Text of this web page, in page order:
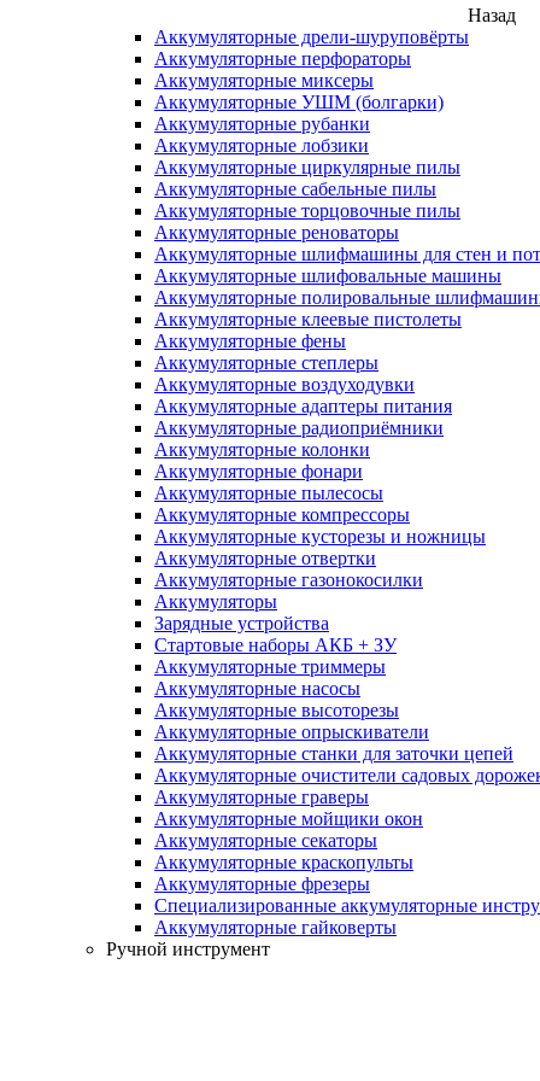
Назад
Аккумуляторные дрели-шуруповёрты
Аккумуляторные перфораторы
Аккумуляторные миксеры
Аккумуляторные УШМ (болгарки)
Аккумуляторные рубанки
Аккумуляторные лобзики
Аккумуляторные циркулярные пилы
Аккумуляторные сабельные пилы
Аккумуляторные торцовочные пилы
Аккумуляторные реноваторы
Аккумуляторные шлифмашины для стен и
Аккумуляторные шлифовальные машины
Аккумуляторные полировальные
Аккумуляторные клеевые пистолеты
Аккумуляторные фены
Аккумуляторные степлеры
Аккумуляторные воздуходувки
Аккумуляторные адаптеры питания
Аккумуляторные радиоприёмники
Аккумуляторные колонки
Аккумуляторные фонари
Аккумуляторные пылесосы
Аккумуляторные компрессоры
Аккумуляторные кусторезы и ножницы
Аккумуляторные отвертки
Аккумуляторные газонокосилки
Аккумуляторы
Зарядные устройства
Стартовые наборы АКБ + ЗУ
Аккумуляторные триммеры
Аккумуляторные насосы
Аккумуляторные высоторезы
Аккумуляторные опрыскиватели
Аккумуляторные станки для заточки цепей
Аккумуляторные очистители садовых
Аккумуляторные граверы
Аккумуляторные мойщики окон
Аккумуляторные секаторы
Аккумуляторные краскопульты
Аккумуляторные фрезеры
Специализированные аккумуляторные
Аккумуляторные гайковерты
Ручной инструмент